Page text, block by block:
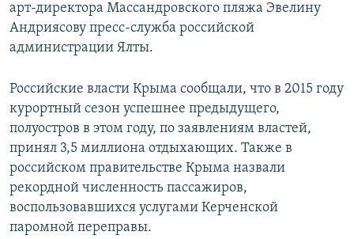
арт-директора Массандровского пляжа Эвелину
Андриясову пресс-служба российской
администрации Ялты.
Российские власти Крыма сообщали, что в 2015 году
курортный сезон успешнее предыдущего,
полуостров в этом году, по заявлениям властей,
принял 3,5 миллиона отдыхающих. Также в
российском правительстве Крыма назвали
рекордной численность пассажиров,
воспользовавшихся услугами Керченской
паромной переправы.